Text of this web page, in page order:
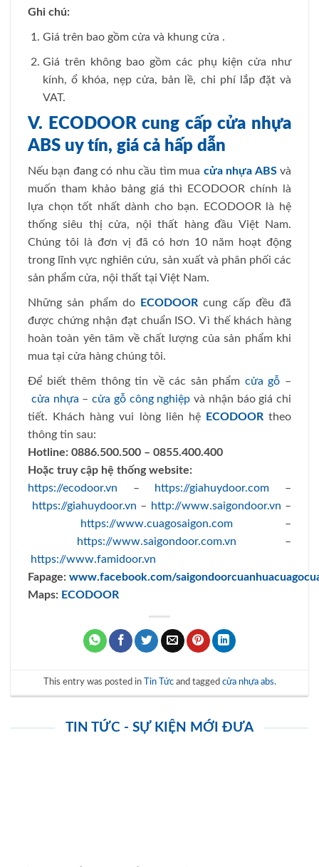
Ghi chú:
Giá trên bao gồm cửa và khung cửa .
Giá trên không bao gồm các phụ kiện cửa như
kính, ổ khóa, nẹp cửa, bản lề, chi phí lắp đặt và
VAT.
V. ECODOOR cung cấp cửa nhựa
ABS uy tín, giá cả hấp dẫn
Nếu bạn đang có nhu cầu tìm mua cửa nhựa ABSvà
muốn tham khảo bảng giá thì ECODOOR chính là
lựa chọn tốt nhất dành cho bạn. ECODOOR là hệ
thống siêu thị cửa, nội thất hàng đầu Việt Nam.
Chúng tôi là đơn vị đã có hơn 10 năm hoạt động
trong lĩnh vực nghiên cứu, sản xuất và phân phối các
sản phẩm cửa, nội thất tại Việt Nam.
Những sản phẩm do ECODOOR cung cấp đều đã
được chứng nhận đạt chuẩn ISO. Vì thế khách hàng
hoàn toàn yên tâm về chất lượng của sản phẩm khi
mua tại cửa hàng chúng tôi.
Để biết thêm thông tin về các sản phẩm cửa gỗ –
cửa nhựa – cửa gỗ công nghiệp và nhận báo giá chi
tiết. Khách hàng vui lòng liên hệ ECODOORtheo
thông tin sau:
Hotline: 0886.500.500 – 0855.400.400
Hoặc truy cập hệ thống website:
https://ecodoor.vn – https://giahuydoor.com –
https://giahuydoor.vn – http://www.saigondoor.vn –
https://www.cuagosaigon.com–
https://www.saigondoor.com.vn –
https://www.famidoor.vn
Fapage: www.facebook.com/
Maps: ECODOOR
This entry was posted in Tin Tứcand tagged cửa nhựa abs.
TIN TỨC - SỰ KIỆN MỚI ĐƯA